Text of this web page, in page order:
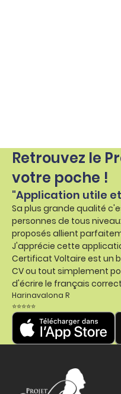
Retrouvez le
votre poche !
"Application utile
Sa plus grande qualité
personnes de tous
proposés allient
J'apprécie cette
Certificat Voltaire est un
CV ou tout simplement
d'écrire le français
Harinavalona R
⭐⭐⭐⭐⭐